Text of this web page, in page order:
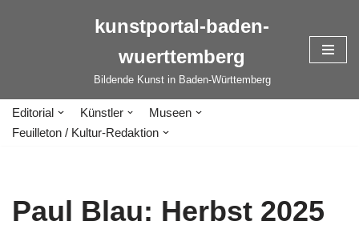
kunstportal-baden-
wuerttemberg
Bildende Kunst in Baden-Württemberg
Editorial Künstler
Museen
Feuilleton / Kultur-Redaktion
Paul Blau: Herbst 2025